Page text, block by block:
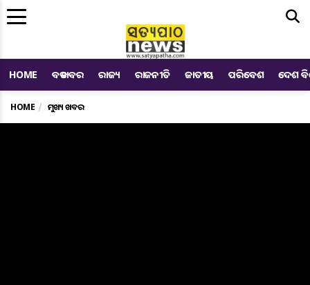
HOME ବଡ ଖବର ରାଜ୍ୟ ରାଜନୀତି ଜାତୀୟ ପରିବେଶ ଦେଶ
HOME ମୁଖ୍ୟ ଖବର